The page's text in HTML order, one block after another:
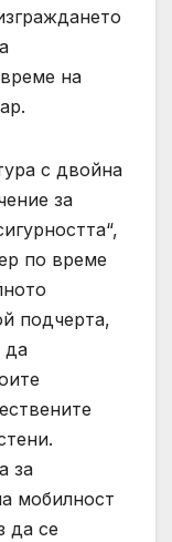
на
с двойна
за
по време
подчерта,
да
за
мобилност
да се